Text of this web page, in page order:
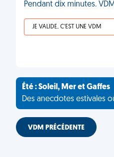
Pendant dix minutes. VDM
JE VALIDE, C'EST UNE VDM
Été : Soleil, Mer et Gaffes
Des anecdotes estivales
VDM PRÉCÉDENTE